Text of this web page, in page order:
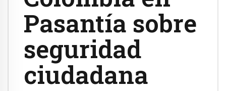
Pasantía sobre
seguridad
ciudadana